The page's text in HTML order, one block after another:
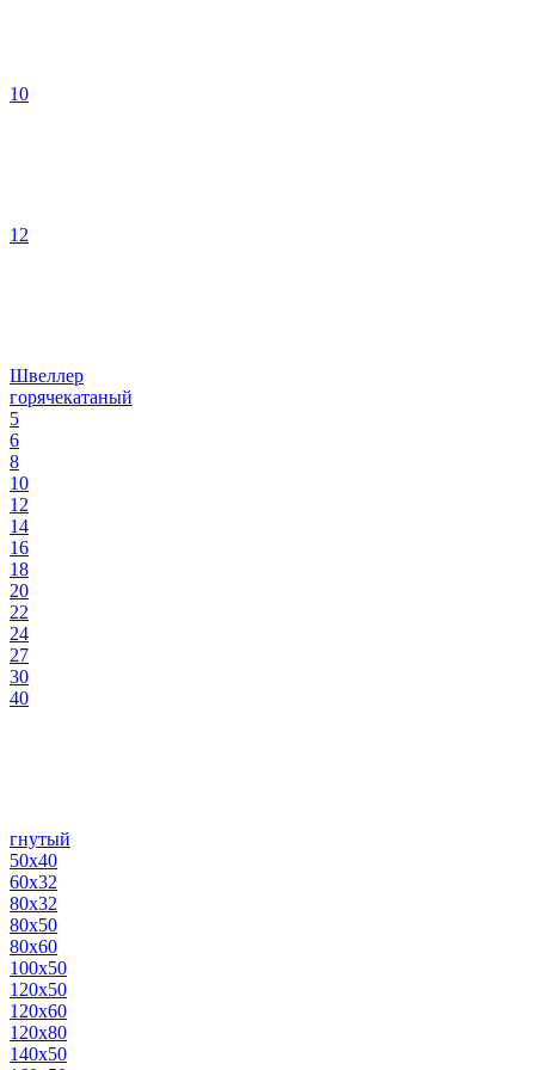
10
12
Швеллер
горячекатаный
5
6
8
10
12
14
16
18
20
22
24
27
30
40
гнутый
50х40
60х32
80х32
80х50
80х60
100х50
120х50
120х60
120х80
140х50